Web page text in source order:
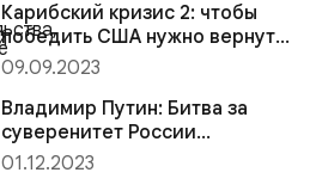
Карибский кризис 2: чтобы
победить США нужно вернуть
полётное задание и нацелить
на центры принятия решений
09.09.2023
Владимир Путин: Битва за
суверенитет России
продолжается
01.12.2023